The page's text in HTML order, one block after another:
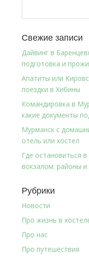
Свежие записи
Дайвинг в
подготовка и
Апатиты или
поездки в Хибины
Командировка в
какие документы
Мурманск с
отель или хостел
Где остановиться
вокзалом: районы и
Рубрики
Новости
Про жизнь в
Про нас
Про путешествия